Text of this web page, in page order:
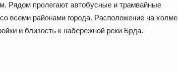
Рядом пролегают автобусные и трамвайные
всеми районами города. Расположение на холме
и близость к набережной реки Брда.